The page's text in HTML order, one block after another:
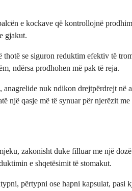
e kockave që kontrollojnë
gjakut.
se siguron reduktim efektiv të
ndërsa prodhohen më pak të reja.
nuk ndikon drejtpërdrejt
një qasje më të synuar për njerëzit
zakonisht duke filluar me një
e shqetësimit të stomakut.
përtypni ose hapni kapsulat,